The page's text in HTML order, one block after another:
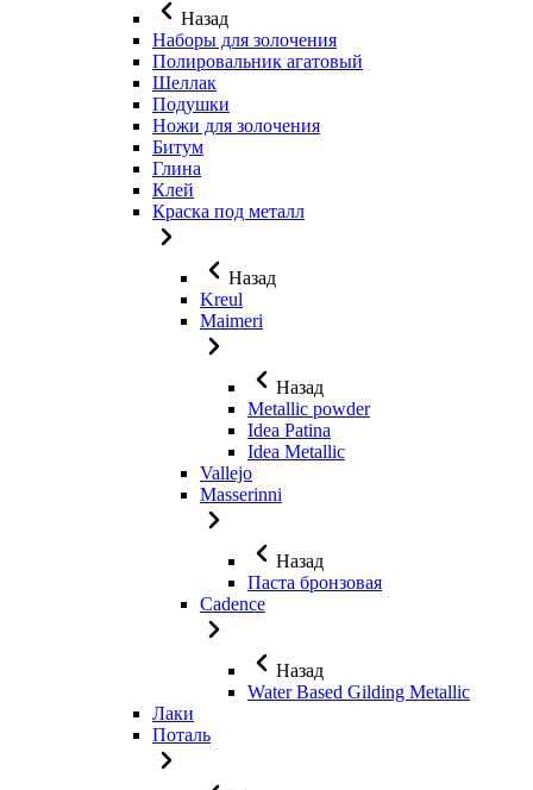
Назад
Наборы для золочения
Полировальник агатовый
Шеллак
Подушки
Ножи для золочения
Битум
Глина
Клей
Краска под металл
Назад
Kreul
Maimeri
Назад
Metallic powder
Idea Patina
Idea Metallic
Vallejo
Masserinni
Назад
Паста бронзовая
Cadence
Назад
Water Based Gilding Metallic
Лаки
Поталь